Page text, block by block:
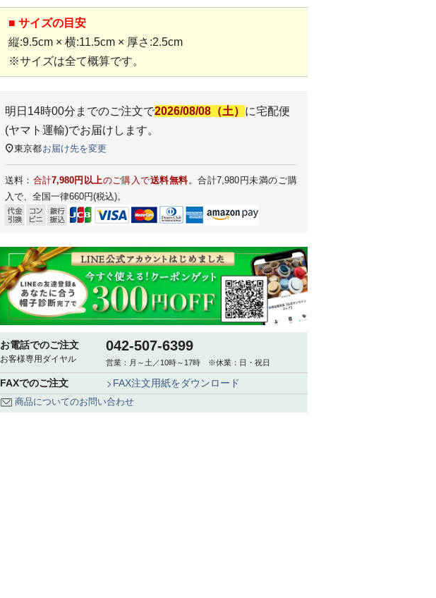
■ サイズの目安
縦:9.5cm × 横:11.5cm × 厚さ:2.5cm
※サイズは全て概算です。
明日 14時00分 までのご注文で2026/08/08（土） に宅配便
(ヤマト運輸)でお届けします。
東京都お届け先を変更
送料： 合計7,980円以上のご購入で送料無料。合計7,980円未満のご購
入で、全国一律660円(税込)。
お電話でのご注文
お客様専用ダイヤル
042-507-6399
営業：月～土／10時～17時 ※休業：日・祝日
FAXでのご注文 FAX注文用紙をダウンロード
商品についてのお問い合わせ